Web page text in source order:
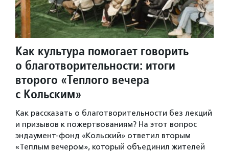
Как культура помогает говорить
о благотворительности: итоги
второго «Теплого вечера
с Кольским»
Как рассказать о благотворительности без лекций
и призывов к пожертвованиям? На этот вопрос
эндаумент-фонд «Кольский» ответил вторым
«Теплым вечером», который объединил жителей